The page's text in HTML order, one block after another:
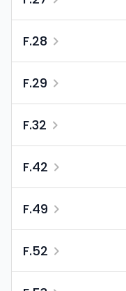
F.28
F.29
F.32
F.42
F.49
F.52